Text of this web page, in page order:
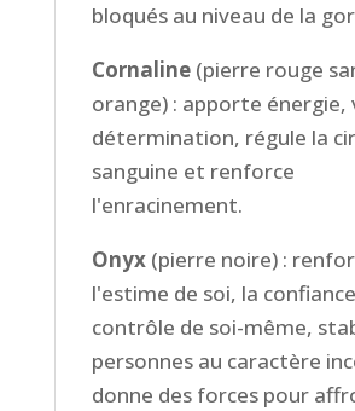
bloqués au niveau de la
Cornaline (pierre rouge
orange) : apporte
détermination, régule la
sanguine et renforce
l'enracinement.
Onyx (pierre noire) :
l'estime de soi, la
contrôle de soi-même,
personnes au caractère
donne des forces pour